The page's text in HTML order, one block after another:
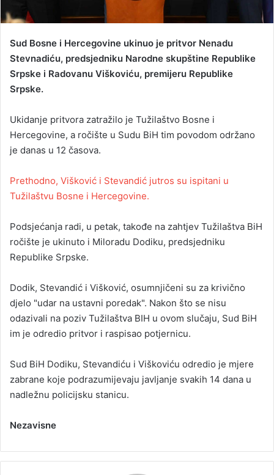
Sud Bosne i Hercegovine ukinuo je pritvor Nenadu
Stevnadiću, predsjedniku Narodne skupštine Republike
Srpske i Radovanu Viškoviću, premijeru Republike
Srpske.
Ukidanje pritvora zatražilo je Tužilaštvo Bosne i
Hercegovine, a ročište u Sudu BiH tim povodom održano
je danas u 12 časova.
Prethodno, Višković i Stevandić jutros su ispitani u
Tužilaštvu Bosne i Hercegovine.
Podsjećanja radi, u petak, takođe na zahtjev Tužilaštva BiH
ročište je ukinuto i Miloradu Dodiku, predsjedniku
Republike Srpske.
Dodik, Stevandić i Višković, osumnjičeni su za krivično
djelo "udar na ustavni poredak". Nakon što se nisu
odazivali na poziv Tužilaštva BIH u ovom slučaju, Sud BiH
im je odredio pritvor i raspisao potjernicu.
Sud BiH Dodiku, Stevandiću i Viškoviću odredio je mjere
zabrane koje podrazumijevaju javljanje svakih 14 dana u
nadležnu policijsku stanicu.
Nezavisne